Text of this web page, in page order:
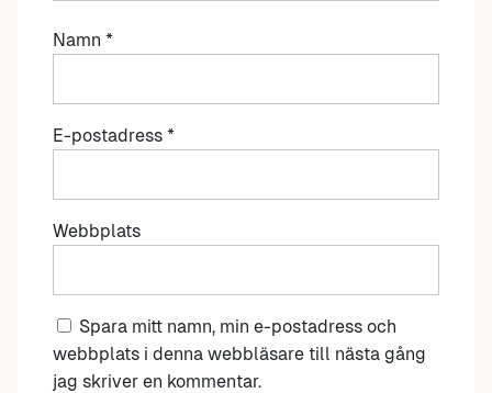
Namn *
E-postadress *
Webbplats
Spara mitt namn, min e-postadress och
webbplats i denna webbläsare till nästa gång
jag skriver en kommentar.